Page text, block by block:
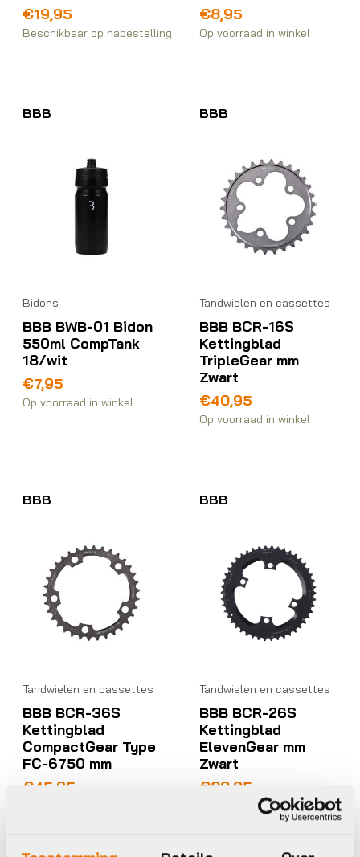
€19,95
Beschikbaar op nabestelling
€8,95
Op voorraad in winkel
BBB
Bidons
BBB BWB-01 Bidon
550ml CompTank
18/wit
€7,95
Op voorraad in winkel
BBB
Tandwielen en cassettes
BBB BCR-16S
Kettingblad
TripleGear mm
Zwart
€40,95
Op voorraad in winkel
BBB
Tandwielen en cassettes
BBB BCR-36S
Kettingblad
CompactGear Type
FC-6750 mm
€45,95
BBB
Tandwielen en cassettes
BBB BCR-26S
Kettingblad
ElevenGear mm
Zwart
€80,95
Op voorraad in winkel